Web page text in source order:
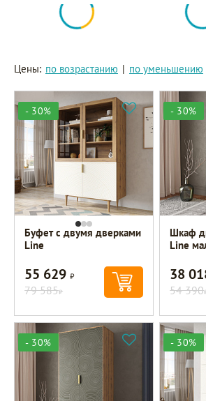
Цены: по возрастанию | по уменьшению
- 30%
Буфет с двумя дверками
Line
55 629Р
79 585Р
- 30%
Шкаф
Line
38
54 390
- 30% - 30%